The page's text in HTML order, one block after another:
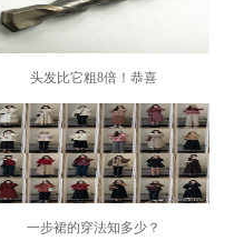
头发比它粗8倍！恭喜
一步裙的穿法知多少？